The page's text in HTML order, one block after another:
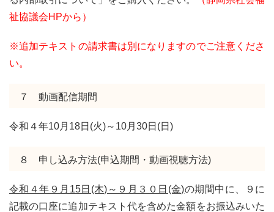
祉協議会HPから）
※追加テキストの請求書は別になりますのでご注意くださ
い。
７ 動画配信期間
令和４年10月18日(火)～10月30日(日)
８ 申し込み方法(申込期間・動画視聴方法)
令和４年９月15日(木)～９月３０日(金)の期間中に、９に
記載の口座に追加テキスト代を含めた金額をお振込みいた